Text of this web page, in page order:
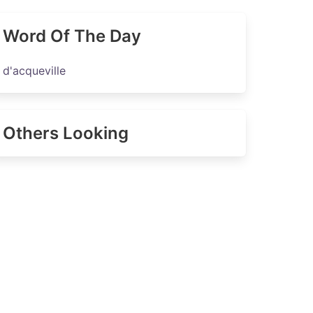
Word Of The Day
d'acqueville
Others Looking